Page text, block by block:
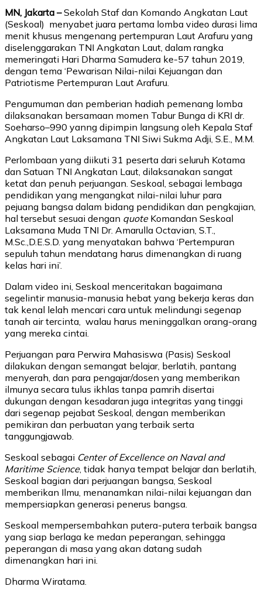
MN, Jakarta –Sekolah Staf dan Komando Angkatan Laut
(Seskoal) menyabet juara pertama lomba video durasi lima
menit khusus mengenang pertempuran Laut Arafuru yang
diselenggarakan TNI Angkatan Laut, dalam rangka
memeringati Hari Dharma Samudera ke-57 tahun 2019,
dengan tema ‘Pewarisan Nilai-nilai Kejuangan dan
Patriotisme Pertempuran Laut Arafuru.
Pengumuman dan pemberian hadiah pemenang lomba
dilaksanakan bersamaan momen Tabur Bunga di KRI dr.
Soeharso–990 yanng dipimpin langsung oleh Kepala Staf
Angkatan Laut Laksamana TNI Siwi Sukma Adji, S.E., M.M.
Perlombaan yang diikuti 31 peserta dari seluruh Kotama
dan Satuan TNI Angkatan Laut, dilaksanakan sangat
ketat dan penuh perjuangan. Seskoal, sebagai lembaga
pendidikan yang mengangkat nilai-nilai luhur para
pejuang bangsa dalam bidang pendidikan dan pengkajian,
hal tersebut sesuai dengan quoteKomandan Seskoal
Laksamana Muda TNI Dr. Amarulla Octavian, S.T.,
M.Sc.,D.E.S.D. yang menyatakan bahwa ‘Pertempuran
sepuluh tahun mendatang harus dimenangkan di ruang
kelas hari ini’.
Dalam video ini, Seskoal menceritakan bagaimana
segelintir manusia-manusia hebat yang bekerja keras dan
tak kenal lelah mencari cara untuk melindungi segenap
tanah air tercinta, walau harus meninggalkan orang-orang
yang mereka cintai.
Perjuangan para Perwira Mahasiswa (Pasis) Seskoal
dilakukan dengan semangat belajar, berlatih, pantang
menyerah, dan para pengajar/dosen yang memberikan
ilmunya secara tulus ikhlas tanpa pamrih disertai
dukungan dengan kesadaran juga integritas yang tinggi
dari segenap pejabat Seskoal, dengan memberikan
pemikiran dan perbuatan yang terbaik serta
tanggungjawab.
Seskoal sebagai Center of Excellence on Naval and
Maritime Science, tidak hanya tempat belajar dan berlatih,
Seskoal bagian dari perjuangan bangsa, Seskoal
memberikan Ilmu, menanamkan nilai-nilai kejuangan dan
mempersiapkan generasi penerus bangsa.
Seskoal mempersembahkan putera-putera terbaik bangsa
yang siap berlaga ke medan peperangan, sehingga
peperangan di masa yang akan datang sudah
dimenangkan hari ini.
Dharma Wiratama.